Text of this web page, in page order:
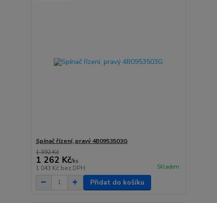
Spínač řízení, pravý 4B0953503G
1 392 Kč
1 262 Kč/ks
1 043 Kč bez DPH Skladem
Přidat do košíku